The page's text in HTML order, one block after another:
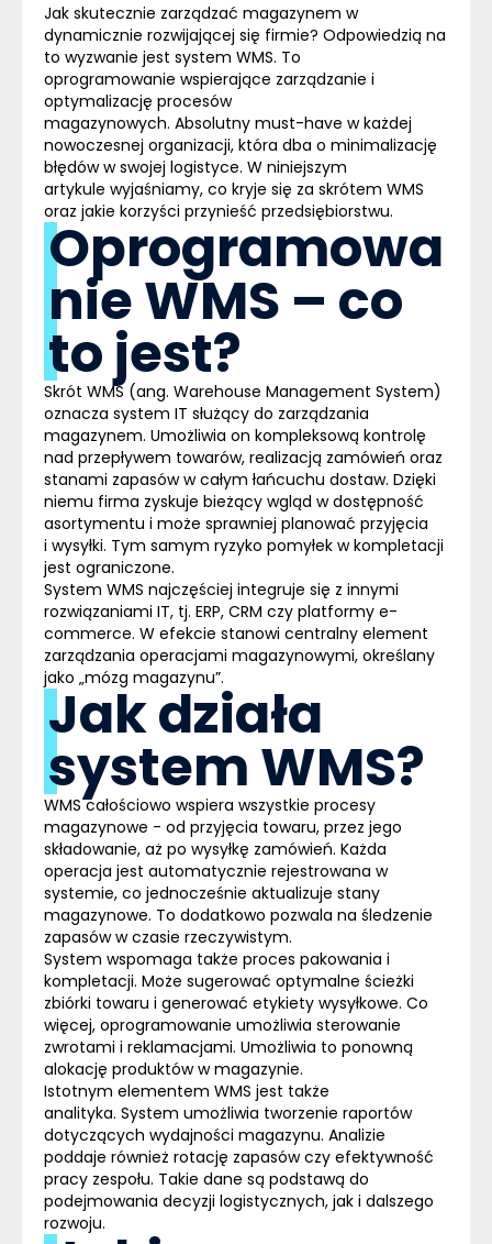
Jak skutecznie zarządzać magazynem w
dynamicznie rozwijającej się firmie? Odpowiedzią na
to wyzwanie jest system WMS. To
oprogramowanie wspierające zarządzanie i
optymalizację procesów
magazynowych. Absolutny must-have w każdej
nowoczesnej organizacji, która dba o minimalizację
błędów w swojej logistyce. W niniejszym
artykule wyjaśniamy, co kryje się za skrótem WMS
oraz jakie korzyści przynieść przedsiębiorstwu.
Oprogramowa
nie WMS – co
to jest?
Skrót WMS (ang. Warehouse Management System)
oznacza system IT służący do zarządzania
magazynem. Umożliwia on kompleksową kontrolę
nad przepływem towarów, realizacją zamówień oraz
stanami zapasów w całym łańcuchu dostaw. Dzięki
niemu firma zyskuje bieżący wgląd w dostępność
asortymentu i może sprawniej planować przyjęcia
i wysyłki. Tym samym ryzyko pomyłek w kompletacji
jest ograniczone.
System WMS najczęściej integruje się z innymi
rozwiązaniami IT, tj. ERP, CRM czy platformy e-
commerce. W efekcie stanowi centralny element
zarządzania operacjami magazynowymi, określany
jako „mózg magazynu”.
Jak działa
system WMS?
WMScałościowo wspiera wszystkie procesy
magazynowe - od przyjęcia towaru, przez jego
składowanie, aż po wysyłkę zamówień. Każda
operacja jest automatycznie rejestrowana w
systemie, co jednocześnie aktualizuje stany
magazynowe. To dodatkowo pozwala na śledzenie
zapasów w czasie rzeczywistym.
System wspomaga także proces pakowania i
kompletacji. Może sugerować optymalne ścieżki
zbiórki towaru i generować etykiety wysyłkowe. Co
więcej, oprogramowanie umożliwia sterowanie
zwrotami i reklamacjami. Umożliwia to ponowną
alokację produktów w magazynie.
Istotnym elementem WMS jest także
analityka. System umożliwia tworzenie raportów
dotyczących wydajności magazynu. Analizie
poddaje również rotację zapasów czy efektywność
pracy zespołu. Takie dane są podstawą do
podejmowania decyzji logistycznych, jak i dalszego
rozwoju.